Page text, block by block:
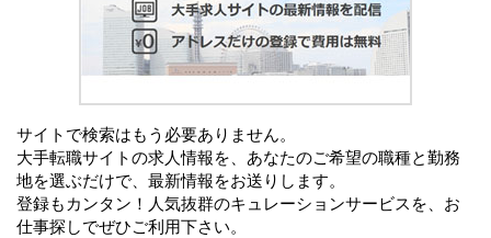
サイトで検索はもう必要ありません。
大手転職サイトの求人情報を、あなたのご希望の職種と勤務
地を選ぶだけで、最新情報をお送りします。
登録もカンタン！人気抜群のキュレーションサービスを、お
仕事探しでぜひご利用下さい。